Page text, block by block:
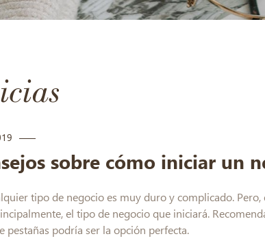
sobre cómo iniciar un
tipo de negocio es muy duro y complicado.
el tipo de negocio que iniciará.
pestañas podría ser la opción perfecta.